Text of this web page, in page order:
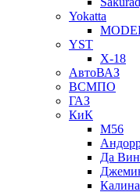
Yokatta
YST
X-18
АвтоВАЗ
ВСМПО
ГАЗ
КиК
M56
Да